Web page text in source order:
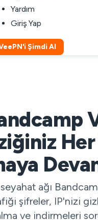
Yardım
Giriş Yap
Şimdi Al
ağı
şifreler, IP'nizi
ve indirmeleri